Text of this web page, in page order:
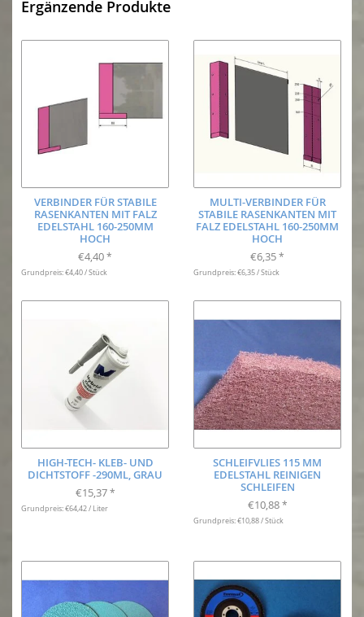
Ergänzende Produkte
VERBINDER FÜR STABILE
RASENKANTEN MIT FALZ
EDELSTAHL 160-250MM
HOCH
€4,40 *
Grundpreis: €4,40 / Stück
MULTI-VERBINDER FÜR
STABILE RASENKANTEN MIT
FALZ EDELSTAHL 160-250MM
HOCH
€6,35 *
Grundpreis: €6,35 / Stück
HIGH-TECH- KLEB- UND
DICHTSTOFF -290ML, GRAU
€15,37 *
Grundpreis: €64,42 / Liter
SCHLEIFVLIES 115 MM
EDELSTAHL REINIGEN
SCHLEIFEN
€10,88 *
Grundpreis: €10,88 / Stück